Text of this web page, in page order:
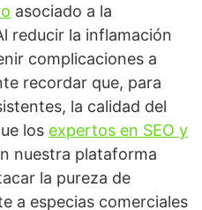
asociado a la
reducir la inflamación
complicaciones a
recordar que, para
la calidad del
los expertos en SEO y
nuestra plataforma
la pureza de
a especias comerciales